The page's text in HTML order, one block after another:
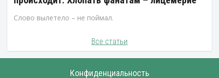
Слово вылетело – не поймал.
Все статьи
Конфиденциальность